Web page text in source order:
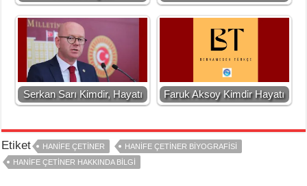
Serkan Sarı Kimdir, Hayatı Faruk Aksoy Kimdir Hayatı
Etiket HANIFE ÇETINER
HANIFE ÇETINER BIYOGRAFISI
HANIFE ÇETINER HAKKINDA BILGI